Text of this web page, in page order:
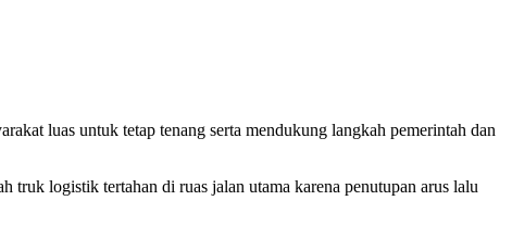
luas untuk tetap tenang serta mendukung langkah pemerintah dan
logistik tertahan di ruas jalan utama karena penutupan arus lalu